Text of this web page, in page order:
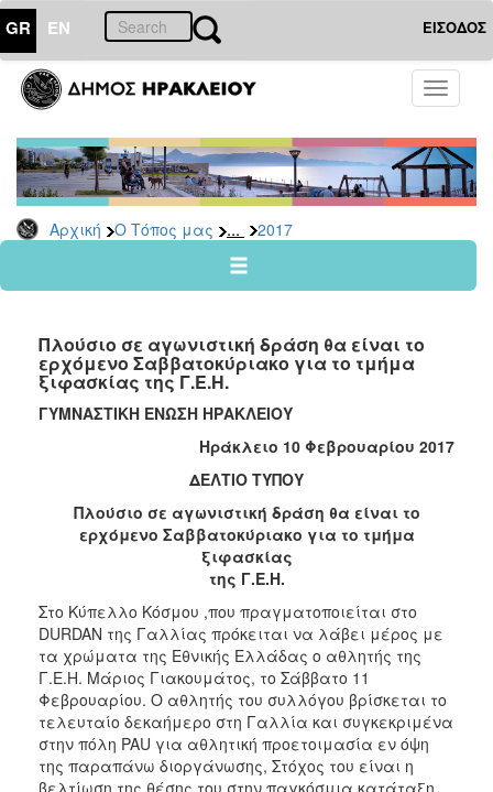
GR EN ΕΙΣΟΔΟΣ
Toggle
Αρχική Ο Τόπος μας ... 2017
ΤΟΠΟΣ
ΜΑΣ
Ανακοινώσεις
Αρχείο
2026
2024
2022
2021
2020
2017
2012
2011
ΔΗΜΟΣ
Πλούσιο σε αγωνιστική δράση θα είναι το
ερχόμενο Σαββατοκύριακο για το τμήμα
ξιφασκίας της Γ.Ε.Η.
ΓΥΜΝΑΣΤΙΚΗ ΕΝΩΣΗ ΗΡΑΚΛΕΙΟΥ
Ηράκλειο 10 Φεβρουαρίου 2017
ΔΕΛΤΙΟ ΤΥΠΟΥ
Πλούσιο σε αγωνιστική δράση θα είναι το
ερχόμενο Σαββατοκύριακο για το τμήμα
ξιφασκίας
της Γ.Ε.Η.
Στο Κύπελλο Κόσμου ,που πραγματοποιείται στο
DURDAN της Γαλλίας πρόκειται να λάβει μέρος με
τα χρώματα της Εθνικής Ελλάδας ο αθλητής της
Γ.Ε.Η. Μάριος Γιακουμάτος, το Σάββατο 11
Φεβρουαρίου. Ο αθλητής του συλλόγου βρίσκεται το
τελευταίο δεκαήμερο στη Γαλλία και συγκεκριμένα
στην πόλη PAU για αθλητική προετοιμασία εν όψη
της παραπάνω διοργάνωσης, Στόχος του είναι η
βελτίωση της θέσης του στην παγκόσμια κατάταξη.